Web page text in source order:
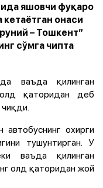
яшовчи фуқаро
онаси
– Тошкент”
сўмга чипта
ваъда қилинган
олд қаторидан деб
охирги
тушунтирган. У
ваъда қилинган
олд қаторидан жой